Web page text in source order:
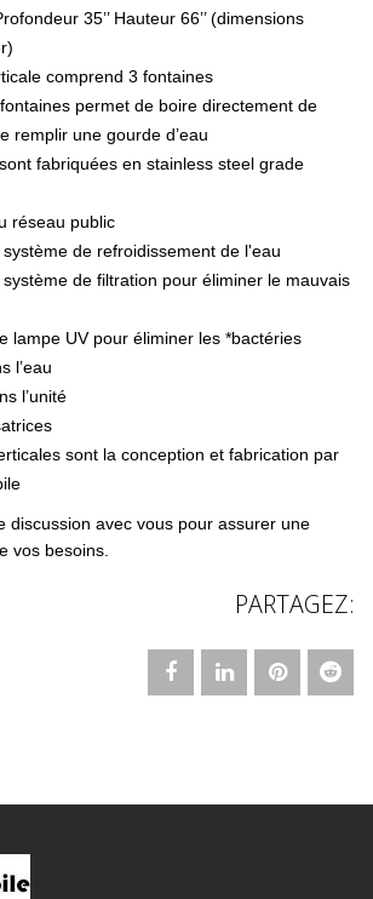
35’’ Hauteur 66’’ (dimensions
comprend 3 fontaines
permet de boire directement de
remplir une gourde d’eau
fabriquées en stainless steel grade
réseau public
de refroidissement de l'eau
de filtration pour éliminer le mauvais
lampe UV pour éliminer les *bactéries
l’eau
l’unité
sont la conception et fabrication par
discussion avec vous pour assurer une
vos besoins.
PARTAGEZ: